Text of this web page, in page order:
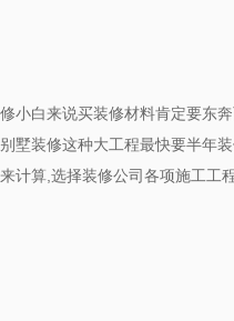
小白来说买装修材料肯定要东
墅装修这种大工程最快要半年
计算,选择装修公司各项施工工